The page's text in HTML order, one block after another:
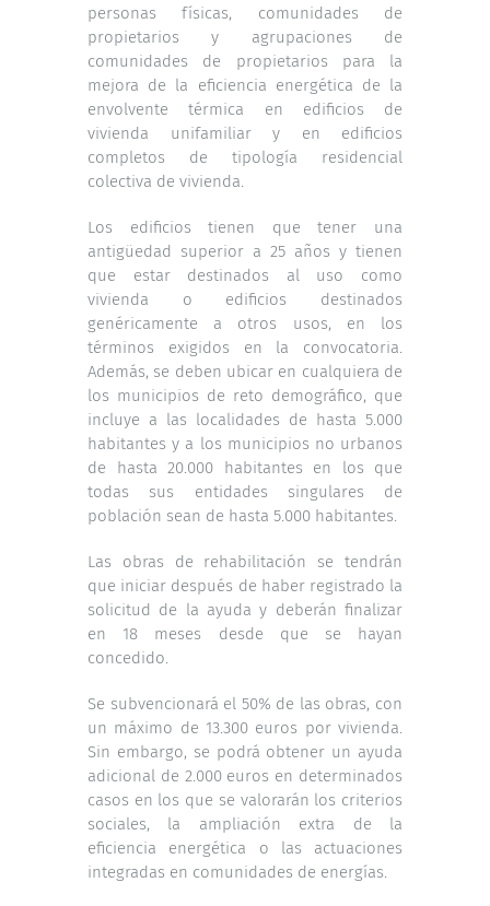
personas físicas, comunidades de
propietarios y agrupaciones de
comunidades de propietarios para la
mejora de la eficiencia energética de la
envolvente térmica en edificios de
vivienda unifamiliar y en edificios
completos de tipología residencial
colectiva de vivienda.
Los edificios tienen que tener una
antigüedad superior a 25 años y tienen
que estar destinados al uso como
vivienda o edificios destinados
genéricamente a otros usos, en los
términos exigidos en la convocatoria.
Además, se deben ubicar en cualquiera de
los municipios de reto demográfico, que
incluye a las localidades de hasta 5.000
habitantes y a los municipios no urbanos
de hasta 20.000 habitantes en los que
todas sus entidades singulares de
población sean de hasta 5.000 habitantes.
Las obras de rehabilitación se tendrán
que iniciar después de haber registrado la
solicitud de la ayuda y deberán finalizar
en 18 meses desde que se hayan
concedido.
Se subvencionará el 50% de las obras, con
un máximo de 13.300 euros por vivienda.
Sin embargo, se podrá obtener un ayuda
adicional de 2.000 euros en determinados
casos en los que se valorarán los criterios
sociales, la ampliación extra de la
eficiencia energética o las actuaciones
integradas en comunidades de energías.